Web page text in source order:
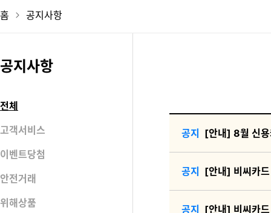
홈 공지사항
공지사항
전체
고객서비스
이벤트당첨
안전거래
위해상품
[안내] 8월 신용
[안내] 비씨카
[안내] 비씨카